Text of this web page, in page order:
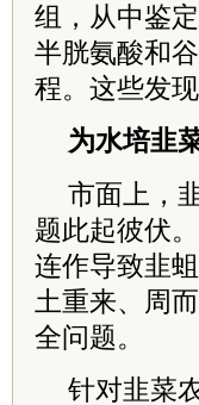
组，从中鉴
半胱氨酸和
程。这些发
为水培韭
市面上，
题此起彼伏
连作导致韭
土重来、周
全问题。
针对韭菜